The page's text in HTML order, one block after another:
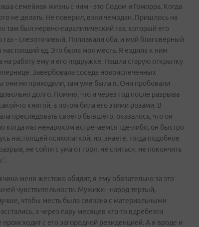
семейная жизнь с ним - это Содом и Гоморра. Когда
не делать. Не поверил, взял чемодан. Пришлось на
там был нервно-паралитический газ, который его
газ - слезоточивый. Поплакали оба, и мой благоверный
ад. Это была моя месть. Я ездила к ним
работу ему и его подружке. Нашла старую открытку
Завербовала соседа новоиспеченных
они ни приходили, там уже была я. Они пробовали
долго. Помню, что и через год после разрыва
то книгой, а потом била его этими розами. В
преследовать своего бывшего, оказалось, что он
когда мы ненароком встречаемся где-либо, он быстро
настоящей психопаткой, но, знаете, тогда подобное
не сойти с ума от горя, не спиться, не покончить
меня жестоко обидит, я ему обязательно за это
чувствительности. Мужики - народ тертый,
чтобы месть была связана с материальными
а через пару месяцев кто-то вдребезги
с его загородной резиденцией. А я вроде и